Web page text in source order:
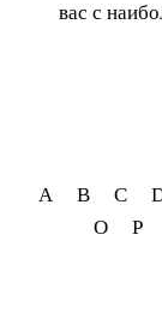
вас с
A B C
O
P